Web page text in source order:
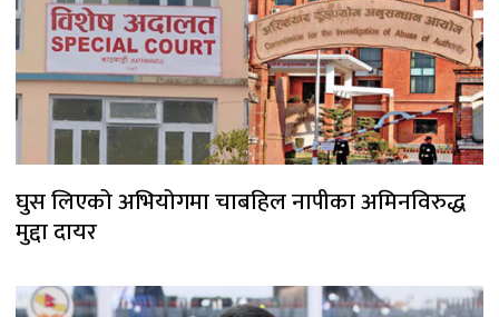
घुस लिएको अभियोगमा चाबहिल नापीका अमिनविरुद्ध
मुद्दा दायर